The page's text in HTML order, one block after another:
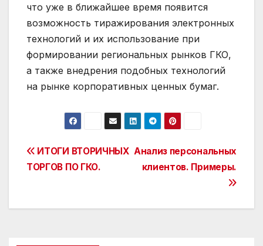
что уже в ближайшее время появится
возможность тиражирования электронных
технологий и их использование при
формировании региональных рынков ГКО,
а также внедрения подобных технологий
на рынке корпоративных ценных бумаг.
Post
Анализ персональных
клиентов. Примеры.
ИТОГИ ВТОРИЧНЫХ
ТОРГОВ ПО ГКО.